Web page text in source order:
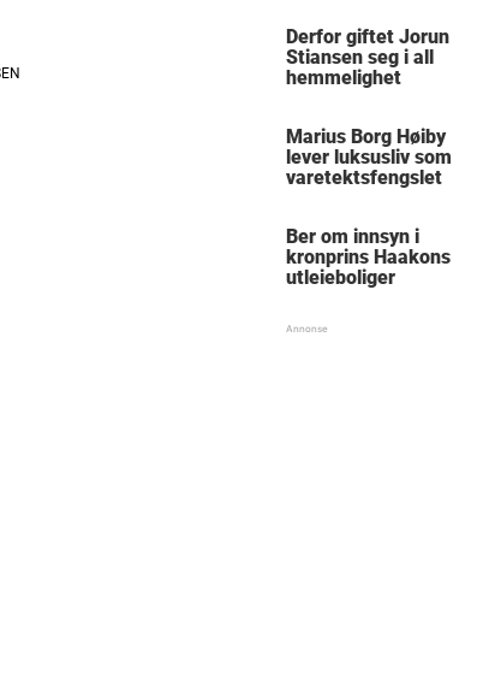
Derfor giftet Jorun
Stiansen seg i all
hemmelighet
Marius Borg Høiby
lever luksusliv som
varetektsfengslet
Ber om innsyn i
kronprins Haakons
utleieboliger